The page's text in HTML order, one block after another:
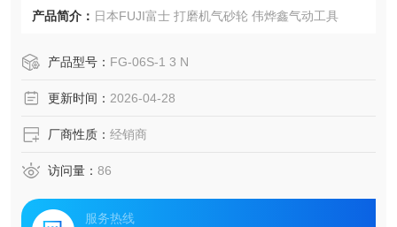
产品简介： 日本FUJI富士 打磨机气砂轮 伟烨鑫气动工具
产品型号： FG-06S-1 3 N
更新时间： 2026-04-28
厂商性质： 经销商
访问量： 86
服务热线